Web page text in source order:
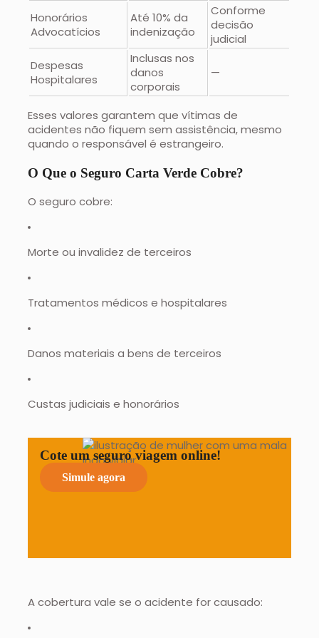
Honorários
Advocatícios
Até 10% da
indenização
Conforme
decisão
judicial
Despesas
Hospitalares
Inclusas nos
danos
corporais
—
Esses valores garantem que vítimas de
acidentes não fiquem sem assistência, mesmo
quando o responsável é estrangeiro.
O Que o Seguro Carta Verde Cobre?
O seguro cobre:
Morte ou invalidez de terceiros
Tratamentos médicos e hospitalares
Danos materiais a bens de terceiros
Custas judiciais e honorários
Cote um seguro viagem online!
Simule agora
A cobertura vale se o acidente for causado: